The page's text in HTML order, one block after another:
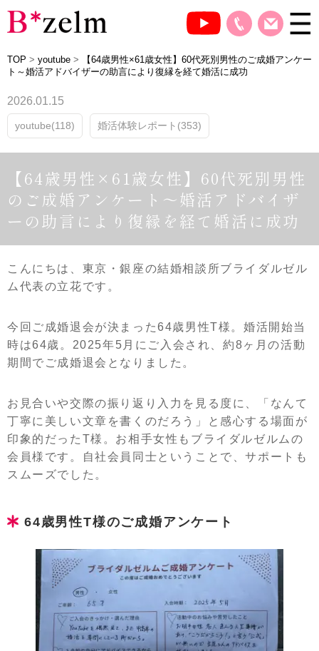
TOP > youtube >
【64歳男性×61歳女性】60代死別男性のご成婚アンケー
ト～婚活アドバイザーの助言により復縁を経て婚活に成功
2026.01.15
youtube(118) 婚活体験レポート(353)
【64歳男性×61歳女性】60代死別男性
のご成婚アンケート～婚活アドバイザ
ーの助言により復縁を経て婚活に成功
こんにちは、東京・銀座の結婚相談所ブライダルゼル
ム代表の立花です。
今回ご成婚退会が決まった64歳男性T様。婚活開始当
時は64歳。2025年5月にご入会され、約8ヶ月の活動
期間でご成婚退会となりました。
お見合いや交際の振り返り入力を見る度に、「なんて
丁寧に美しい文章を書くのだろう」と感心する場面が
印象的だったT様。お相手女性もブライダルゼルムの
会員様です。自社会員同士ということで、サポートも
スムーズでした。
64歳男性T様のご成婚アンケート